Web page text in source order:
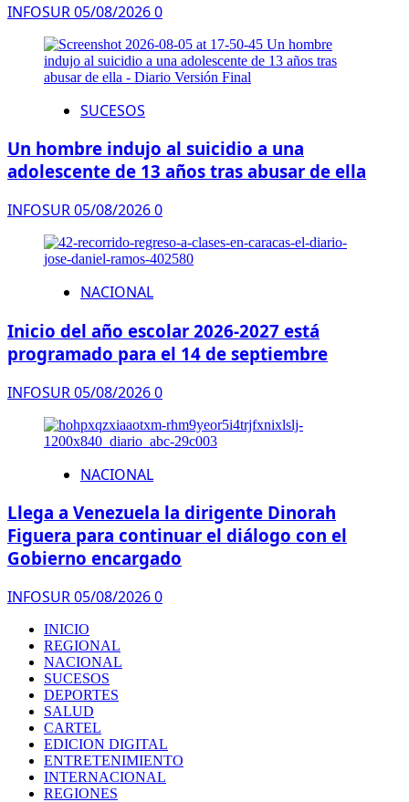
INFOSUR05/08/20260
SUCESOS
Un hombre indujo al suicidio a una
adolescente de 13 años tras abusar de ella
INFOSUR05/08/20260
NACIONAL
Inicio del año escolar 2026-2027 está
programado para el 14 de septiembre
INFOSUR05/08/20260
NACIONAL
Llega a Venezuela la dirigente Dinorah
Figuera para continuar el diálogo con el
Gobierno encargado
INFOSUR05/08/20260
INICIO
REGIONAL
NACIONAL
SUCESOS
DEPORTES
SALUD
CARTEL
EDICION DIGITAL
ENTRETENIMIENTO
INTERNACIONAL
REGIONES